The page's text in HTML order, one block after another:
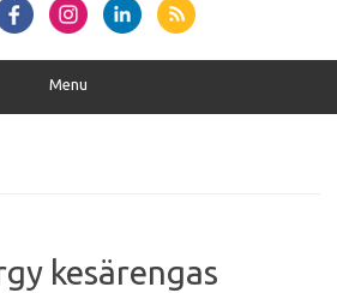
Menu
kesärengas